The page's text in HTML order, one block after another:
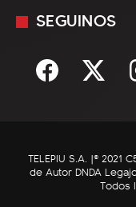
Sociedad
C5N Autos
RatingCero
Mediakit
Términos y
SEGUINOS
TELEPIU S.A. |© 2021
de Autor DNDA
Todos